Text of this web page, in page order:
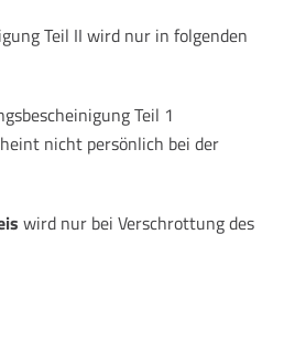
Teil II wird nur in folgenden
Teil 1
nicht persönlich bei der
wird nur bei Verschrottung des